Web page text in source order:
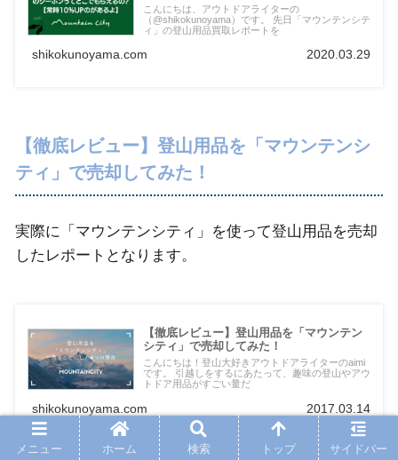
こんにちは、アウトドアライターの
（@shikokunoyama）です。 先日「マウンテンシテ
ィ」の登山用品買取レポートを
shikokunoyama.com 2020.03.29
【徹底レビュー】登山用品を「マウンテンシ
ティ」で売却してみた！
実際に「マウンテンシティ」を使って登山用品を売却
したレポートとなります。
【徹底レビュー】登山用品を「マウンテン
シティ」で売却してみた！
こんにちは！登山大好きアウトドアライターのaimi
です。 引越しをするにあたって、趣味の登山やアウ
トドア用品がすごい量だ
shikokunoyama.com 2017.03.14
メニュー ホーム 検索 トップ サイドバー